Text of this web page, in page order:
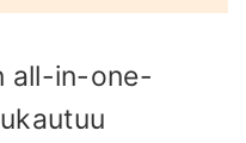
all-in-one-